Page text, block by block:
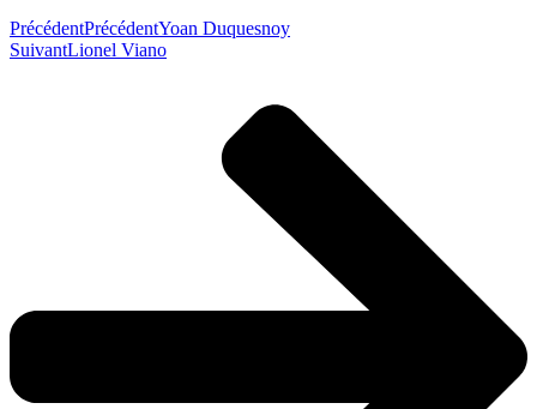
PrécédentPrécédentYoan Duquesnoy
SuivantLionel Viano